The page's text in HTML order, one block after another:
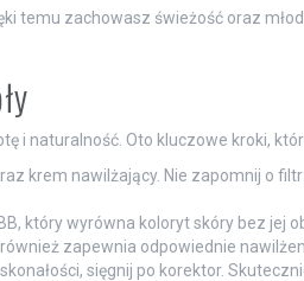
temu zachowasz świeżość oraz
i naturalność. Oto kluczowe kroki,
krem nawilżający. Nie zapomnij o
który wyrówna koloryt skóry bez jej
zapewnia odpowiednie
sięgnij po korektor.